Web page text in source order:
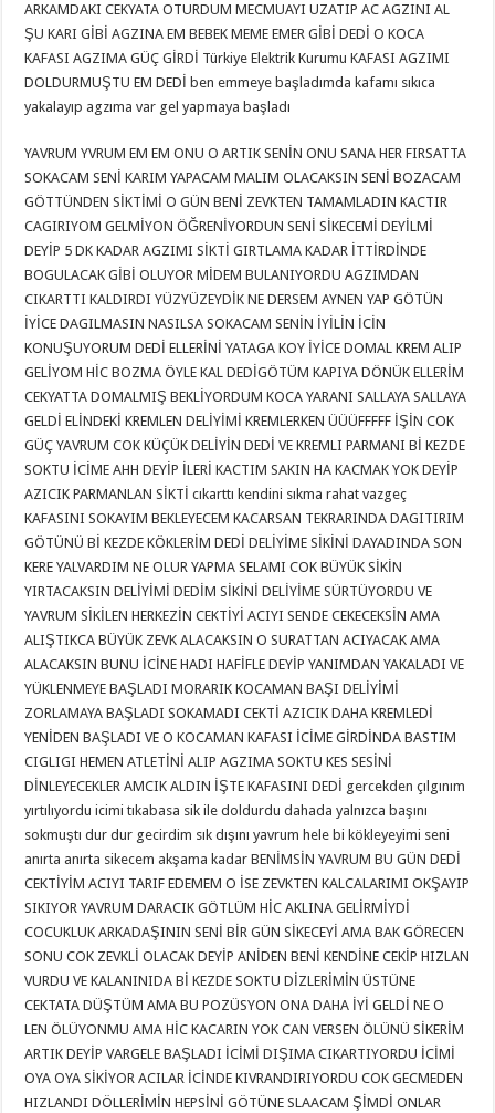
ARKAMDAKI CEKYATA OTURDUM MECMUAYI UZATIP AC AGZINI AL
ŞU KARI GİBİ AGZINA EM BEBEK MEME EMER GİBİ DEDİ O KOCA
KAFASI AGZIMA GÜÇ GİRDİ Türkiye Elektrik Kurumu KAFASI AGZIMI
DOLDURMUŞTU EM DEDİ ben emmeye başladımda kafamı sıkıca
yakalayıp agzıma var gel yapmaya başladı
YAVRUM YVRUM EM EM ONU O ARTIK SENİN ONU SANA HER FIRSATTA
SOKACAM SENİ KARIM YAPACAM MALIM OLACAKSIN SENİ BOZACAM
GÖTTÜNDEN SİKTİMİ O GÜN BENİ ZEVKTEN TAMAMLADIN KACTIR
CAGIRIYOM GELMİYON ÖĞRENİYORDUN SENİ SİKECEMİ DEYİLMİ
DEYİP 5 DK KADAR AGZIMI SİKTİ GIRTLAMA KADAR İTTİRDİNDE
BOGULACAK GİBİ OLUYOR MİDEM BULANIYORDU AGZIMDAN
CIKARTTI KALDIRDI YÜZYÜZEYDİK NE DERSEM AYNEN YAP GÖTÜN
İYİCE DAGILMASIN NASILSA SOKACAM SENİN İYİLİN İCİN
KONUŞUYORUM DEDİ ELLERİNİ YATAGA KOY İYİCE DOMAL KREM ALIP
GELİYOM HİC BOZMA ÖYLE KAL DEDİGÖTÜM KAPIYA DÖNÜK ELLERİM
CEKYATTA DOMALMIŞ BEKLİYORDUM KOCA YARANI SALLAYA SALLAYA
GELDİ ELİNDEKİ KREMLEN DELİYİMİ KREMLERKEN ÜÜÜFFFFF İŞİN COK
GÜÇ YAVRUM COK KÜÇÜK DELİYİN DEDİ VE KREMLI PARMANI Bİ KEZDE
SOKTU İCİME AHH DEYİP İLERİ KACTIM SAKIN HA KACMAK YOK DEYİP
AZICIK PARMANLAN SİKTİ cıkarttı kendini sıkma rahat vazgeç
KAFASINI SOKAYIM BEKLEYECEM KACARSAN TEKRARINDA DAGITIRIM
GÖTÜNÜ Bİ KEZDE KÖKLERİM DEDİ DELİYİME SİKİNİ DAYADINDA SON
KERE YALVARDIM NE OLUR YAPMA SELAMI COK BÜYÜK SİKİN
YIRTACAKSIN DELİYİMİ DEDİM SİKİNİ DELİYİME SÜRTÜYORDU VE
YAVRUM SİKİLEN HERKEZİN CEKTİYİ ACIYI SENDE CEKECEKSİN AMA
ALIŞTIKCA BÜYÜK ZEVK ALACAKSIN O SURATTAN ACIYACAK AMA
ALACAKSIN BUNU İCİNE HADI HAFİFLE DEYİP YANIMDAN YAKALADI VE
YÜKLENMEYE BAŞLADI MORARIK KOCAMAN BAŞI DELİYİMİ
ZORLAMAYA BAŞLADI SOKAMADI CEKTİ AZICIK DAHA KREMLEDİ
YENİDEN BAŞLADI VE O KOCAMAN KAFASI İCİME GİRDİNDA BASTIM
CIGLIGI HEMEN ATLETİNİ ALIP AGZIMA SOKTU KES SESİNİ
DİNLEYECEKLER AMCIK ALDIN İŞTE KAFASINI DEDİ gercekden çılgınım
yırtılıyordu icimi tıkabasa sik ile doldurdu dahada yalnızca başını
sokmuştı dur dur gecirdim sık dışını yavrum hele bi kökleyeyimi seni
anırta anırta sikecem akşama kadar BENİMSİN YAVRUM BU GÜN DEDİ
CEKTİYİM ACIYI TARIF EDEMEM O İSE ZEVKTEN KALCALARIMI OKŞAYIP
SIKIYOR YAVRUM DARACIK GÖTLÜM HİC AKLINA GELİRMİYDİ
COCUKLUK ARKADAŞININ SENİ BİR GÜN SİKECEYİ AMA BAK GÖRECEN
SONU COK ZEVKLİ OLACAK DEYİP ANİDEN BENİ KENDİNE CEKİP HIZLAN
VURDU VE KALANINIDA Bİ KEZDE SOKTU DİZLERİMİN ÜSTÜNE
CEKTATA DÜŞTÜM AMA BU POZÜSYON ONA DAHA İYİ GELDİ NE O
LEN ÖLÜYONMU AMA HİC KACARIN YOK CAN VERSEN ÖLÜNÜ SİKERİM
ARTIK DEYİP VARGELE BAŞLADI İCİMİ DIŞIMA CIKARTIYORDU İCİMİ
OYA OYA SİKİYOR ACILAR İCİNDE KIVRANDIRIYORDU COK GECMEDEN
HIZLANDI DÖLLERİMİN HEPSİNİ GÖTÜNE SLAACAM ŞİMDİ ONLAR